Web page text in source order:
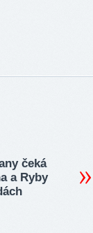
čeká
a Ryby